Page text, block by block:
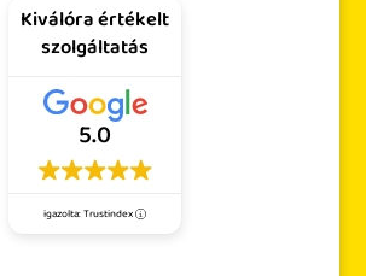
Kiválóra értékelt
szolgáltatás
5.0
igazolta: Trustindex